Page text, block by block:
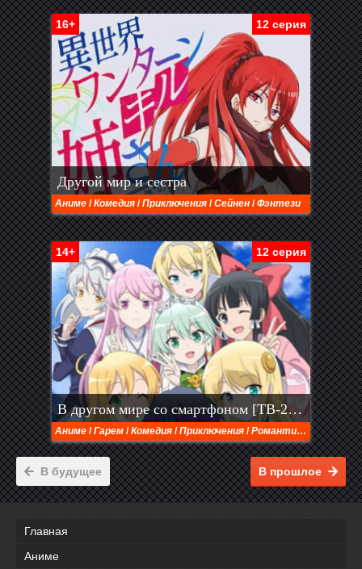
12 серия
16+
Другой мир и сестра
Аниме /Комедия /Приключения /Сейнен /Фэнтези
12 серия
14+
В другом мире со смартфоном [ТВ-2] (2023)
Аниме /Гарем /Комедия /Приключения /Романтика /Фэнтези
В будущее В прошлое
Главная
Аниме